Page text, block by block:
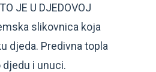
JE U DJEDOVOJ
slikovnica koja
djeda. Predivna topla
djedu i unuci.